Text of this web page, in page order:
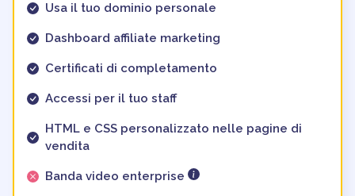
Usa il tuo dominio personale
Dashboard affiliate marketing
Certificati di completamento
Accessi per il tuo staff
HTML e CSS personalizzato nelle pagine di
vendita
Banda video enterprise